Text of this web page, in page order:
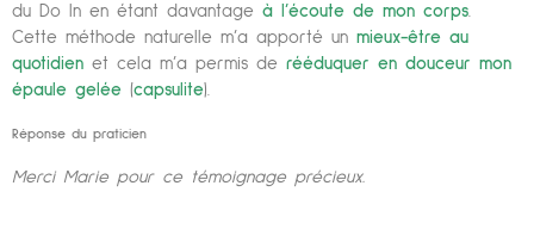
du Do In en étant davantage à l’écoute de mon corps
Cette méthode naturelle m’a apporté un mieux-être au
quotidien et cela m’a permis de rééduquer en douceur mon
épaule gelée (capsulite).
Réponse du praticien
Merci Marie pour ce témoignage précieux.